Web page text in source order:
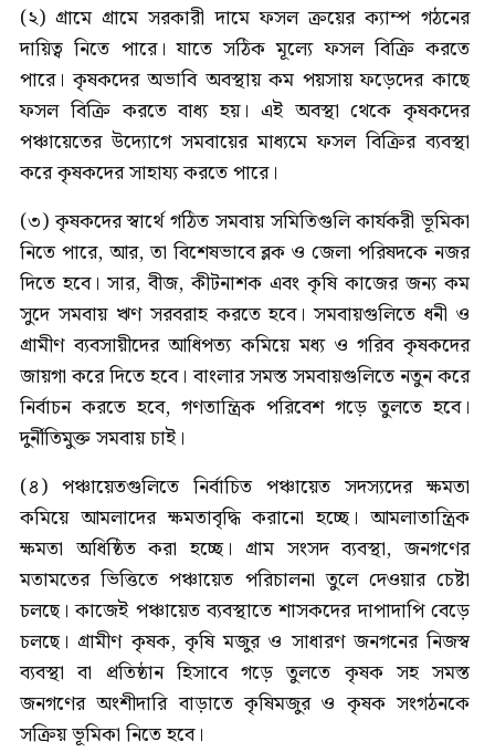
(২) গ্রামে গ্রামে সরকারী দামে ফসল ক্রয়ের ক্যাম্প গঠনের
দায়িত্ব নিতে পারে। যাতে সঠিক মূল্যে ফসল বিক্রি করতে
পারে। কৃষকদের অভাবি অবস্থায় কম পয়সায় ফড়েদের কাছে
ফসল বিক্রি করতে বাধ্য হয়। এই অবস্থা থেকে কৃষকদের
পঞ্চায়েতের উদ্যোগে সমবায়ের মাধ্যমে ফসল বিক্রির ব্যবস্থা
করে কৃষকদের সাহায্য করতে পারে।
(৩) কৃষকদের স্বার্থে গঠিত সমবায় সমিতিগুলি কার্যকরী ভূমিকা
নিতে পারে, আর, তা বিশেষভাবে ব্লক ও জেলা পরিষদকে নজর
দিতে হবে। সার, বীজ, কীটনাশক এবং কৃষি কাজের জন্য কম
সুদে সমবায় ঋণ সরবরাহ করতে হবে। সমবায়গুলিতে ধনী ও
গ্রামীণ ব্যবসায়ীদের আধিপত্য কমিয়ে মধ্য ও গরিব কৃষকদের
জায়গা করে দিতে হবে। বাংলার সমস্ত সমবায়গুলিতে নতুন করে
নির্বাচন করতে হবে, গণতান্ত্রিক পরিবেশ গড়ে তুলতে হবে।
দুর্নীতিমুক্ত সমবায় চাই।
(৪) পঞ্চায়েতগুলিতে নির্বাচিত পঞ্চায়েত সদস্যদের ক্ষমতা
কমিয়ে আমলাদের ক্ষমতাবৃদ্ধি করানো হচ্ছে। আমলাতান্ত্রিক
ক্ষমতা অধিষ্ঠিত করা হচ্ছে। গ্রাম সংসদ ব্যবস্থা, জনগণের
মতামতের ভিত্তিতে পঞ্চায়েত পরিচালনা তুলে দেওয়ার চেষ্টা
চলছে। কাজেই পঞ্চায়েত ব্যবস্থাতে শাসকদের দাপাদাপি বেড়ে
চলছে। গ্রামীণ কৃষক, কৃষি মজুর ও সাধারণ জনগনের নিজস্ব
ব্যবস্থা বা প্রতিষ্ঠান হিসাবে গড়ে তুলতে কৃষক সহ সমস্ত
জনগণের অংশীদারি বাড়াতে কৃষিমজুর ও কৃষক সংগঠনকে
সক্রিয় ভূমিকা নিতে হবে।